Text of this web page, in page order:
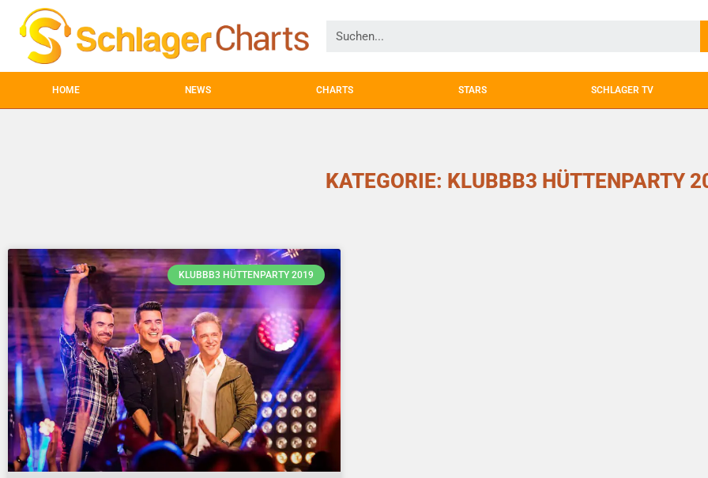
HOME NEWS CHARTS STARS SCHLAGER TV
KATEGORIE: KLUBBB3 HÜTTENPARTY
KLUBBB3 HÜTTENPARTY 2019